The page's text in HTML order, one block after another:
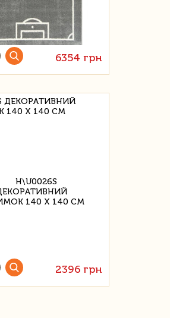
6354 грн
ДЕКОРАТИВНИЙ
140 Х 140 СМ
2396 грн